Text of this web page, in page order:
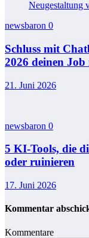
newsbaron 0
Schluss mit
2026 deinen
21. Juni 2026
newsbaron 0
5 KI-Tools, die
oder ruinieren
17. Juni 2026
Kommentar
Kommentare